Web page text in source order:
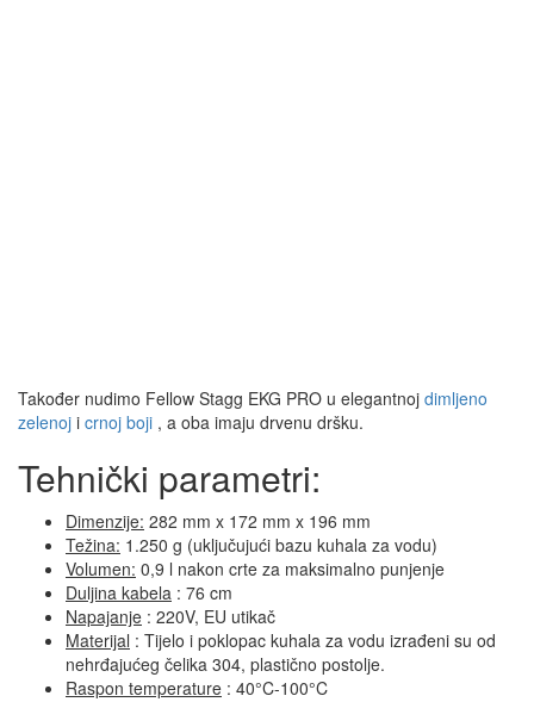
Također nudimo Fellow Stagg EKG PRO u elegantnoj dimljeno
zelenoj i crnoj boji , a oba imaju drvenu dršku.
Tehnički parametri:
Dimenzije: 282 mm x 172 mm x 196 mm
Težina: 1.250 g (uključujući bazu kuhala za vodu)
Volumen: 0,9 l nakon crte za maksimalno punjenje
Duljina kabela : 76 cm
Napajanje : 220V, EU utikač
Materijal : Tijelo i poklopac kuhala za vodu izrađeni su od
nehrđajućeg čelika 304, plastično postolje.
Raspon temperature : 40°C-100°C